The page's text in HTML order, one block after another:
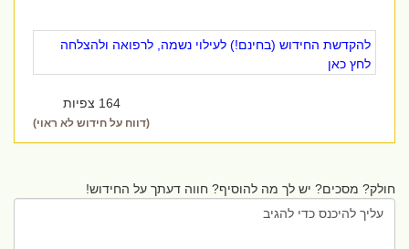
להקדשת החידוש (בחינם!) לעילוי נשמה, לרפואה ולהצלחה
לחץ כאן
164 צפיות
(דווח על חידוש לא ראוי)
חולק? מסכים? יש לך מה להוסיף? חווה דעתך על החידוש!